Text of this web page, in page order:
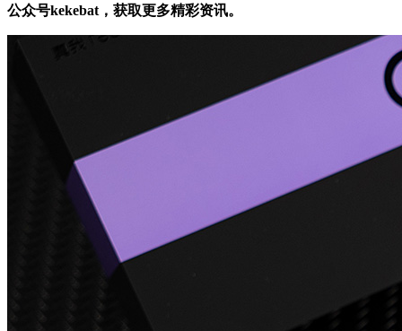
公众号kekebat，获取更多精彩资讯。